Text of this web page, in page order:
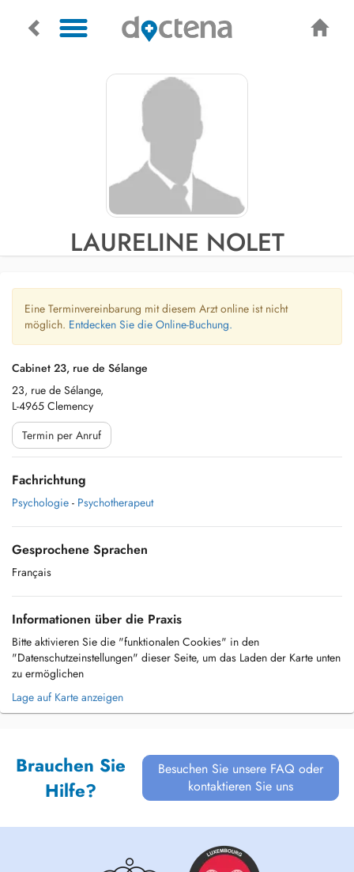
LAURELINE NOLET
Eine Terminvereinbarung mit diesem Arzt online ist nicht
möglich. Entdecken Sie die Online-Buchung.
Cabinet 23, rue de Sélange
23, rue de Sélange,
L-4965 Clemency
Termin per Anruf
Fachrichtung
Psychologie - Psychotherapeut
Gesprochene Sprachen
Français
Informationen über die Praxis
Bitte aktivieren Sie die "funktionalen Cookies" in den
"Datenschutzeinstellungen" dieser Seite, um das Laden der Karte unten
zu ermöglichen
Lage auf Karte anzeigen
Brauchen Sie
Hilfe?
Besuchen Sie unsere FAQ oder
kontaktieren Sie uns